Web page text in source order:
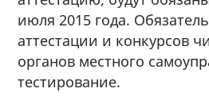
июля 2015 года.
аттестации и конкурсов
органов местного
тестирование.